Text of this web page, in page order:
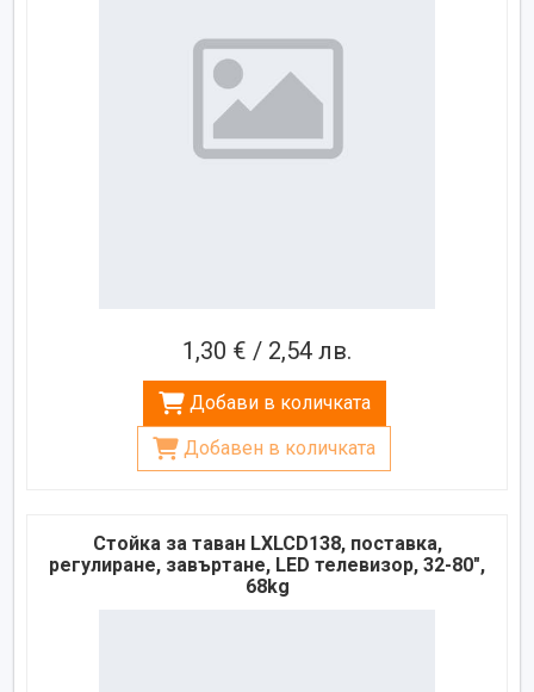
1,30 € / 2,54 лв.
Добави в количката
Добавен в количката
Стойка за таван LXLCD138, поставка,
регулиране, завъртане, LED телевизор, 32-80",
68kg